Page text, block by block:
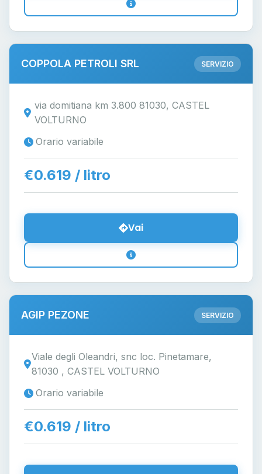
COPPOLA PETROLI SRL SERVIZIO
via domitiana km 3.800 81030, CASTEL
VOLTURNO
Orario variabile
€0.619 / litro
Vai
AGIP PEZONE SERVIZIO
Viale degli Oleandri, snc loc. Pinetamare,
81030 , CASTEL VOLTURNO
Orario variabile
€0.619 / litro